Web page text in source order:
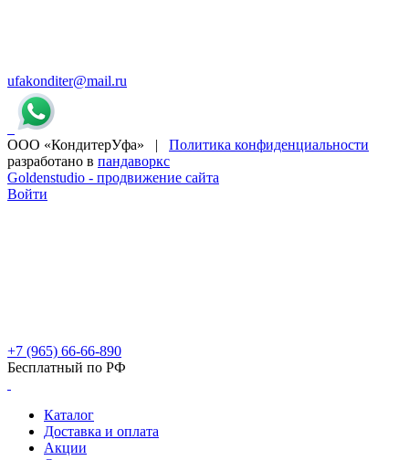
ufakonditer@mail.ru
ООО «КондитерУфа» | Политика конфиденциальности
разработано в пандаворкс
Goldenstudio - продвижение сайта
Войти
+7 (965) 66-66-890
Бесплатный по РФ
Каталог
Доставка и оплата
Акции